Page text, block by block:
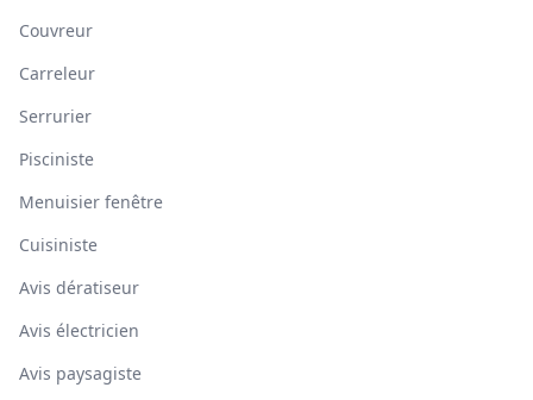
Couvreur
Carreleur
Serrurier
Pisciniste
Menuisier fenêtre
Cuisiniste
Avis dératiseur
Avis électricien
Avis paysagiste